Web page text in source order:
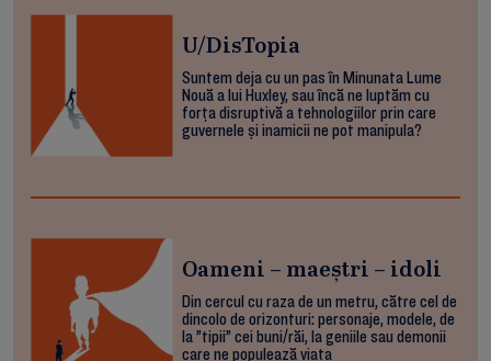
U/DisTopia
Suntem deja cu un pas în Minunata Lume
Nouă a lui Huxley, sau încă ne luptăm cu
forța disruptivă a tehnologiilor prin care
guvernele și inamicii ne pot manipula?
Oameni – maeștri – idoli
Din cercul cu raza de un metru, către cel de
dincolo de orizonturi: personaje, modele, de
la ”tipii” cei buni/răi, la geniile sau demonii
care ne populează viața